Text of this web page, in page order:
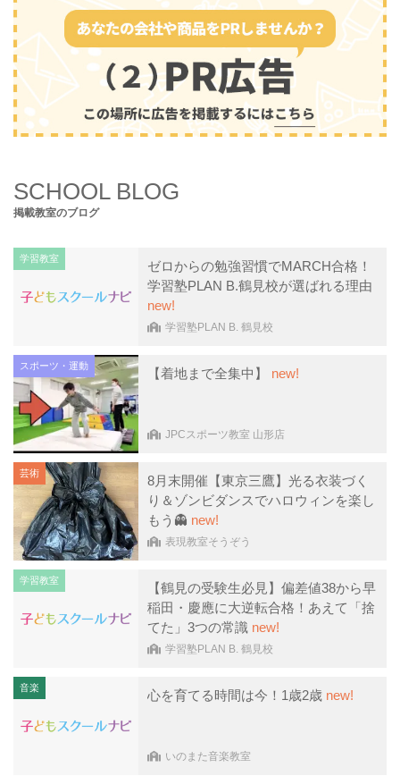
SCHOOL BLOG
掲載教室のブログ
学習教室
ゼロからの勉強習慣でMARCH合格！
学習塾PLAN B.鶴見校が選ばれる理由
new!
学習塾PLAN B. 鶴見校
スポーツ・運動 【着地まで全集中】 new!
JPCスポーツ教室 山形店
芸術
8月末開催【東京三鷹】光る衣装づく
り＆ゾンビダンスでハロウィンを楽し
もう👻 new!
表現教室そうぞう
学習教室
【鶴見の受験生必見】偏差値38から早
稲田・慶應に大逆転合格！あえて「捨
てた」3つの常識 new!
学習塾PLAN B. 鶴見校
音楽 心を育てる時間は今！1歳2歳 new!
いのまた音楽教室